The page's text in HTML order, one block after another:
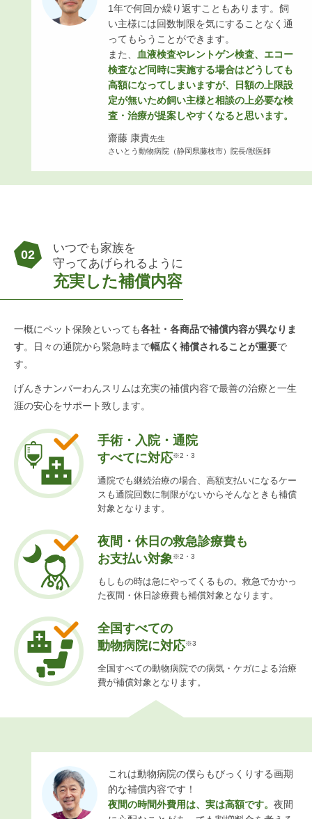
1年で何回か繰り返すこともあります。飼
い主様には回数制限を気にすることなく通
ってもらうことができます。
また、 血液検査やレントゲン検査、エコー
検査など同時に実施する場合はどうしても
高額になってしまいますが、日額の上限設
定が無いため飼い主様と相談の上必要な検
査・治療が提案しやすくなると思います。
齋藤 康貴先生
さいとう動物病院（静岡県藤枝市）院長/獣医師
02
いつでも家族を
守ってあげられるように
充実した補償内容
一概にペット保険といっても各社・各商品で補償内容が異なりま
す。 日々の通院から緊急時まで幅広く補償されることが重要で
す。
げんきナンバーわんスリムは充実の補償内容で最善の治療と一生
涯の安心をサポート致します。
手術・入院・通院
すべてに対応※2・3
通院でも継続治療の場合、高額支払いになるケー
スも通院回数に制限がないからそんなときも補償
対象となります。
夜間・休日の救急診療費も
お支払い対象※2・3
もしもの時は急にやってくるもの。救急でかかっ
た夜間・休日診療費も補償対象となります。
全国すべての
動物病院に対応※3
全国すべての動物病院での病気・ケガによる治療
費が補償対象となります。
これは動物病院の僕らもびっくりする画期
的な補償内容です！
夜間の時間外費用は、実は高額です。 夜間